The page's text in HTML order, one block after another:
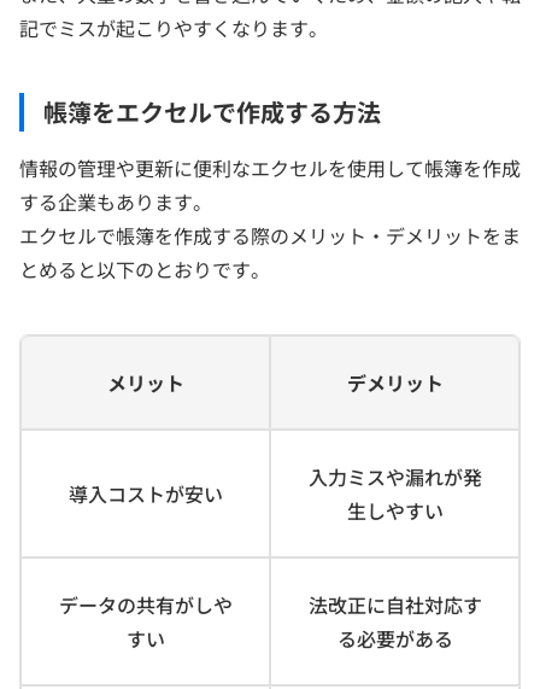
記でミスが起こりやすくなります。
帳簿をエクセルで作成する方法
情報の管理や更新に便利なエクセルを使用して帳簿を作成
する企業もあります。
エクセルで帳簿を作成する際のメリット・デメリットをま
とめると以下のとおりです。
メリット デメリット
導入コストが安い
入力ミスや漏れが発
生しやすい
データの共有がしや
すい
法改正に自社対応す
る必要がある